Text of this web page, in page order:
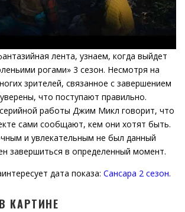
лента, узнаем, когда выйдет
рогами» 3 сезон. Несмотря на
зрителей, связанное с завершением
что поступают правильно.
работы Джим Микл говорит, что
сами сообщают, кем они хотят быть.
и увлекательным не был данный
завершиться в определенный момент.
дата показа: Сансара 2 сезон.
КАРТИНЕ